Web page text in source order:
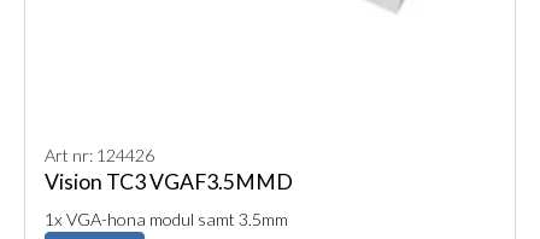
Art nr: 124426
Vision TC3 VGAF3.5MMD
1x VGA-hona modul samt 3.5mm